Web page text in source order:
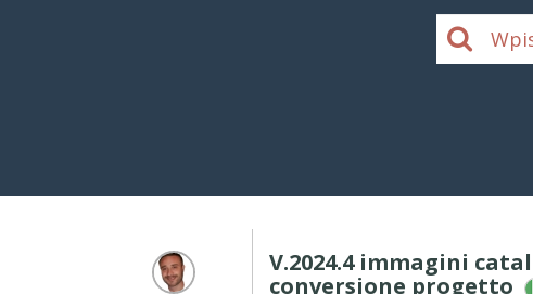
V.2024.4 immagini
conversione progetto